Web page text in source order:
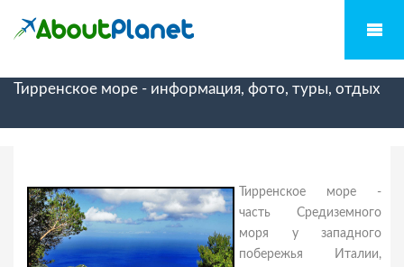
Тирренское море - информация, фото, туры, отдых
Тирренское море -
часть Средиземного
моря у западного
побережья Италии,